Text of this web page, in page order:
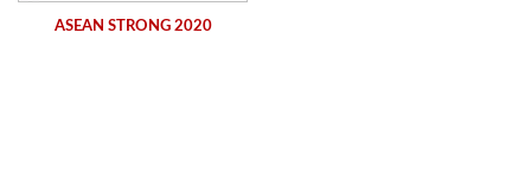
ASEAN STRONG 2020